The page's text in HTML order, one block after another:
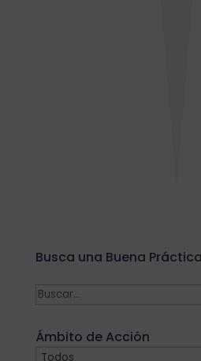
Busca una Buena Práctica
Ámbito de Acción